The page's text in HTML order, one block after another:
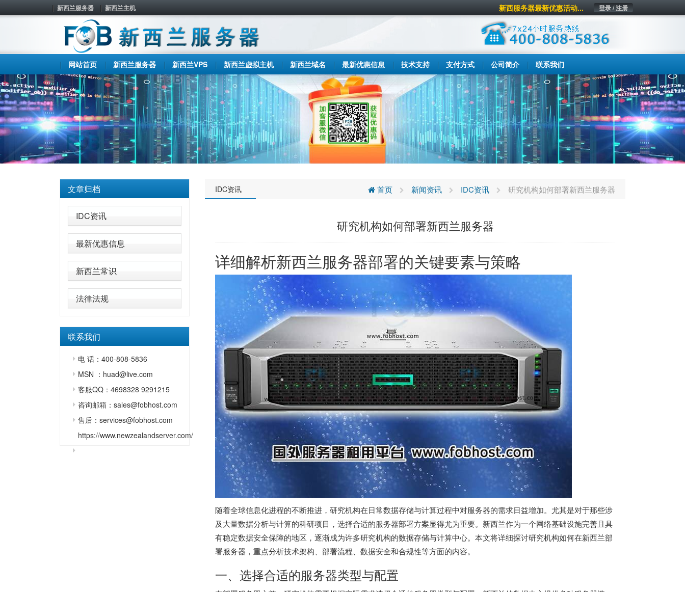
新西兰服务器 新西兰主机 登录 / 注册
新西服务器最新优惠活动...
网站首页 新西兰服务器 新西兰VPS 新西兰虚拟主机 新西兰域名 最新优惠信息 技术支持 支付方式 公司简介 联系我们
文章归档
IDC资讯
最新优惠信息
新西兰常识
法律法规
联系我们
电 话：400-808-5836
MSN ：huad@live.com
客服QQ：4698328 9291215
咨询邮箱：sales@fobhost.com
售后：services@fobhost.com
https://www.newzealandserver.com/
IDC资讯 首页 新闻资讯 IDC资讯 研究机构如何部署新西兰服务器
研究机构如何部署新西兰服务器
详细解析新西兰服务器部署的关键要素与策略
随着全球信息化进程的不断推进，研究机构在日常数据存储与计算过程中对服务器的需求日益增加。尤其是对于那些涉
及大量数据分析与计算的科研项目，选择合适的服务器部署方案显得尤为重要。新西兰作为一个网络基础设施完善且具
有稳定数据安全保障的地区，逐渐成为许多研究机构的数据存储与计算中心。本文将详细探讨研究机构如何在新西兰部
署服务器，重点分析技术架构、部署流程、数据安全和合规性等方面的内容。
一、选择合适的服务器类型与配置